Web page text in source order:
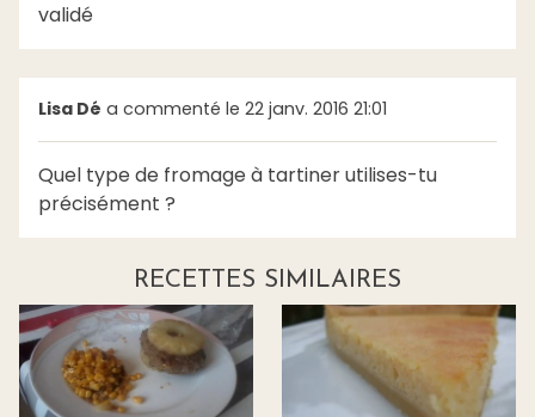
validé
Lisa Dé a commenté le 22 janv. 2016 21:01
Quel type de fromage à tartiner utilises-tu
précisément ?
RECETTES SIMILAIRES